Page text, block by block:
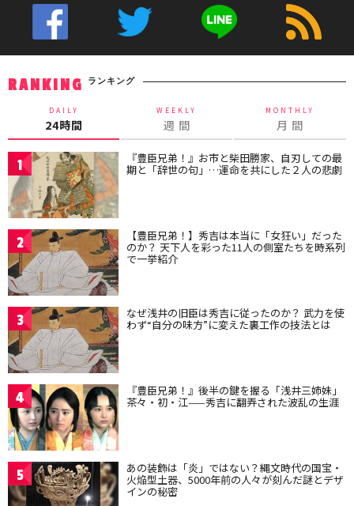
RANKING ランキング
DAILY
24時間
WEEKLY
週 間
MONTHLY
月 間
1 『豊臣兄弟！』お市と柴田勝家、自刃しての最
期と「辞世の句」…運命を共にした２人の悲劇
2 【豊臣兄弟！】秀吉は本当に「女狂い」だった
のか？ 天下人を彩った11人の側室たちを時系列
で一挙紹介
3 なぜ浅井の旧臣は秀吉に従ったのか？ 武力を使
わず“自分の味方”に変えた裏工作の技法とは
4 『豊臣兄弟！』後半の鍵を握る「浅井三姉妹」
茶々・初・江——秀吉に翻弄された波乱の生涯
5 あの装飾は「炎」ではない？縄文時代の国宝・
火焔型土器、5000年前の人々が刻んだ謎とデザ
インの秘密